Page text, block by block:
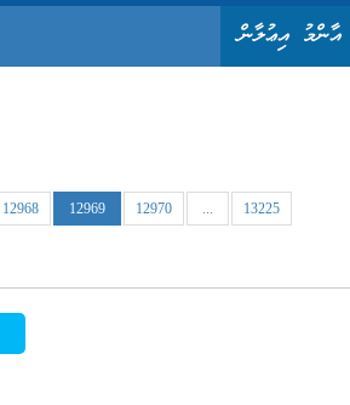
އާންމު އިޢުލާން
12968 12969 12970 ... 13225